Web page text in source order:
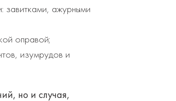
завитками, ажурными
оправой;
изумрудов и
но и случая,